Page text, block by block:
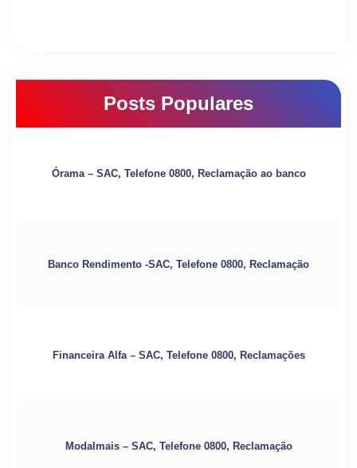
Posts Populares
Órama – SAC, Telefone 0800, Reclamação ao banco
Banco Rendimento -SAC, Telefone 0800, Reclamação
Financeira Alfa – SAC, Telefone 0800, Reclamações
Modalmais – SAC, Telefone 0800, Reclamação